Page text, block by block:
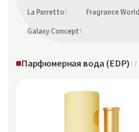
La Parretto1 Fragrance World
Galaxy Concept1
Парфюмерная вода (EDP)17